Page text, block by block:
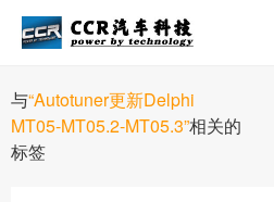
与“Autotuner更新Delphi
MT05-MT05.2-MT05.3”相关的
标签